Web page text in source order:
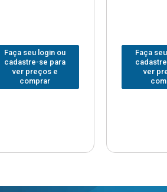
Faça seu login ou
cadastre-se para
ver preços e
comprar
Faça
ver